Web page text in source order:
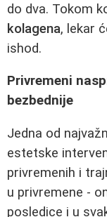
do dva. Tokom
kolagena, lekar
ishod.
Privremeni
bezbednije
Jedna od
estetske
privremenih i
u privremene -
posledice i u